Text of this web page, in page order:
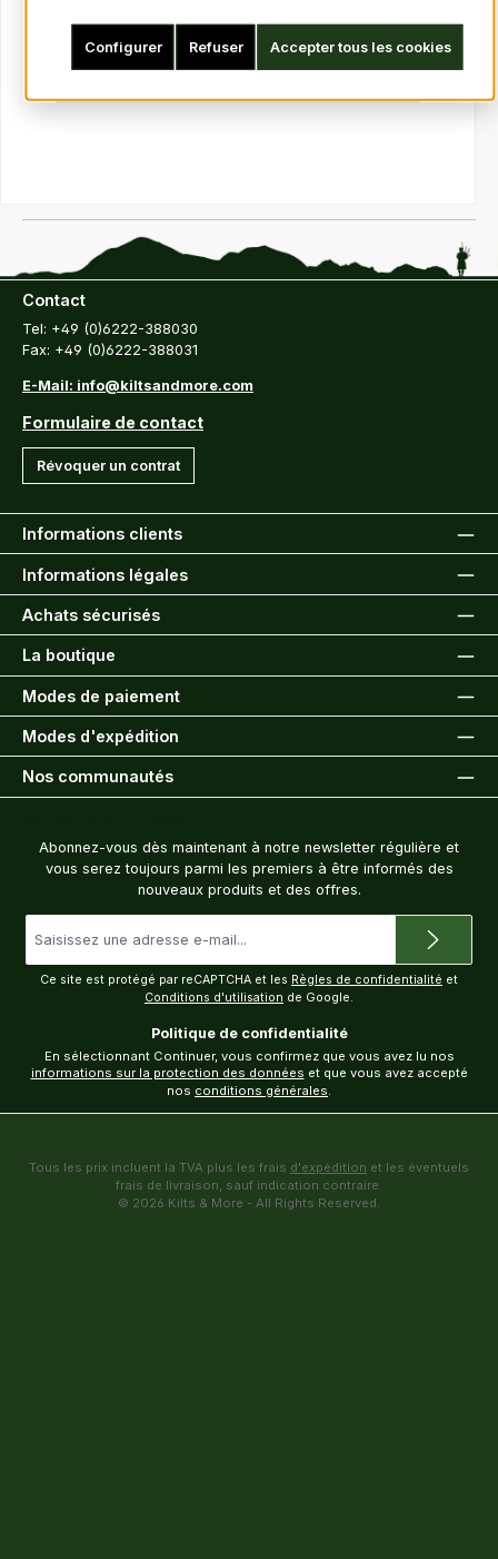
HT : 3,45 €
Ajouter au panier
Contact
Tel: +49 (0)6222-388030
Fax: +49 (0)6222-388031
E-Mail: info@kiltsandmore.com
Formulaire de contact
Révoquer un contrat
Informations clients
Informations légales
Achats sécurisés
La boutique
Modes de paiement
Modes d'expédition
Nos communautés
Abonnez-vous dès maintenant à notre newsletter régulière et
vous serez toujours parmi les premiers à être informés des
nouveaux produits et des offres.
e-
mail
Ce site est protégé par reCAPTCHA et les Règles de confidentialité et
Conditions d'utilisation de Google.
Politique de confidentialité
informations sur la protection des données et que vous avez accepté
nos conditions générales
Tous les prix incluent la TVA plus les frais d'expédition et les éventuels
frais de livraison, sauf indication contraire.
© 2026 Kilts & More - All Rights Reserved.
Refuser
Configurer Accepter tous les cookies